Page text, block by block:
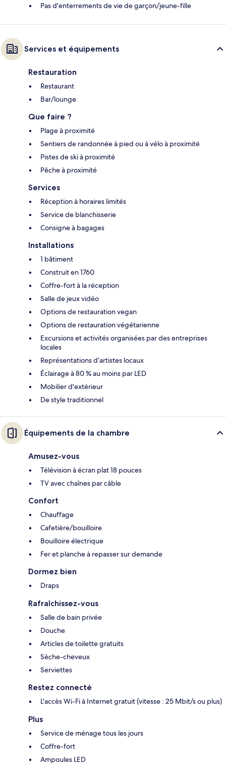
Pas d'enterrements de vie de garçon/jeune-fille
Services et équipements
Restauration
Restaurant
Bar/lounge
Que faire ?
Plage à proximité
Sentiers de randonnée à pied ou à vélo à proximité
Pistes de ski à proximité
Pêche à proximité
Services
Réception à horaires limités
Service de blanchisserie
Consigne à bagages
Installations
1 bâtiment
Construit en 1760
Coffre-fort à la réception
Salle de jeux vidéo
Options de restauration vegan
Options de restauration végétarienne
Excursions et activités organisées par des entreprises
locales
Représentations d’artistes locaux
Éclairage à 80 % au moins par LED
Mobilier d'extérieur
De style traditionnel
Équipements de la chambre
Amusez-vous
Télévision à écran plat 18 pouces
TV avec chaînes par câble
Confort
Chauffage
Cafetière/bouilloire
Bouilloire électrique
Fer et planche à repasser sur demande
Dormez bien
Draps
Rafraîchissez-vous
Salle de bain privée
Douche
Articles de toilette gratuits
Sèche-cheveux
Serviettes
Restez connecté
L'accès Wi-Fi à Internet gratuit (vitesse : 25 Mbit/s ou plus)
Plus
Service de ménage tous les jours
Coffre-fort
Ampoules LED